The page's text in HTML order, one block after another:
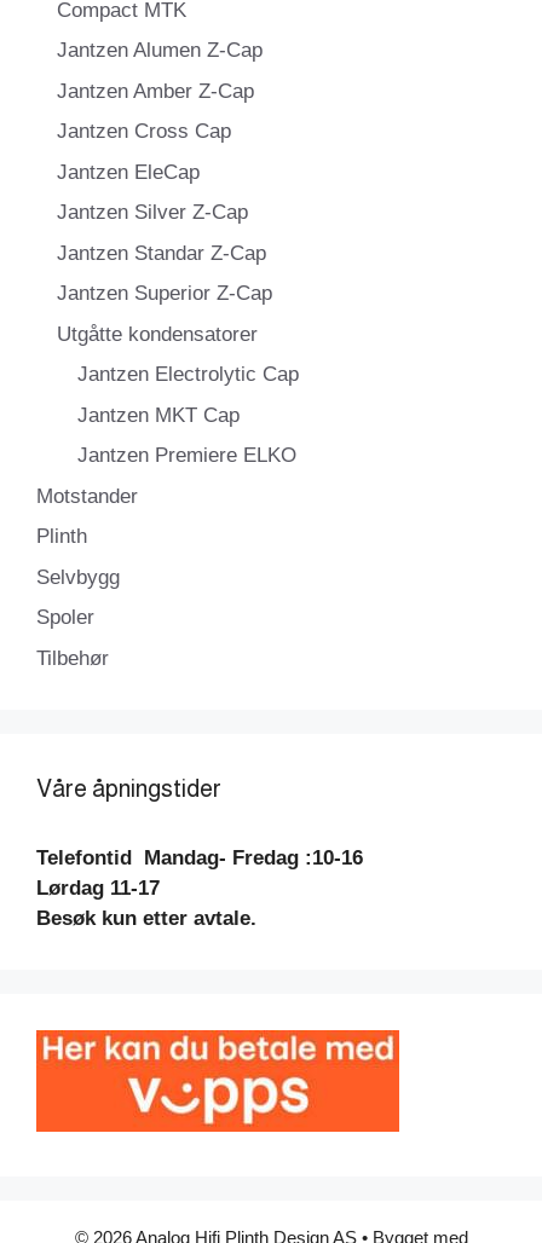
Compact MTK
Jantzen Alumen Z-Cap
Jantzen Amber Z-Cap
Jantzen Cross Cap
Jantzen EleCap
Jantzen Silver Z-Cap
Jantzen Standar Z-Cap
Jantzen Superior Z-Cap
Utgåtte kondensatorer
Jantzen Electrolytic Cap
Jantzen MKT Cap
Jantzen Premiere ELKO
Motstander
Plinth
Selvbygg
Spoler
Tilbehør
Våre åpningstider
Telefontid Mandag- Fredag :10-16
Lørdag 11-17
Besøk kun etter avtale.
© 2026 Analog Hifi Plinth Design AS• Bygget med